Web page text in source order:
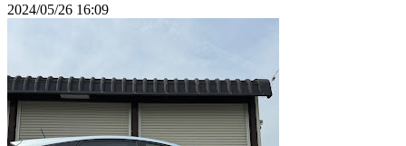
2024/05/26 16:09